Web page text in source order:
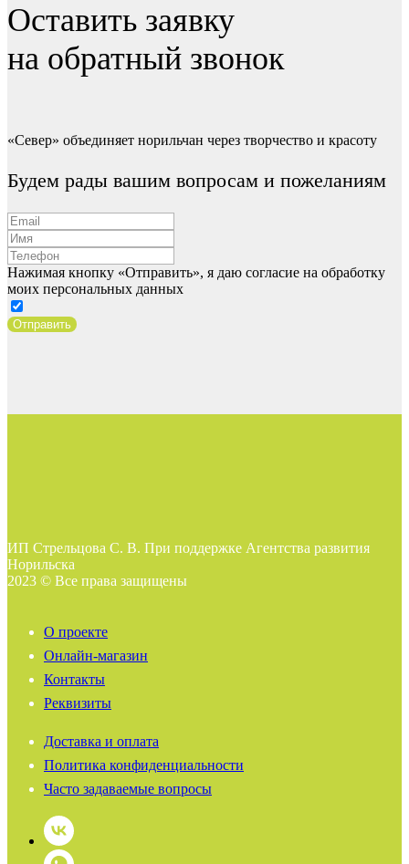
Оставить заявку
на обратный звонок
«Север» объединяет норильчан через творчество и красоту
Будем рады вашим вопросам и пожеланиям
Нажимая кнопку «Отправить», я даю согласие на обработку
моих персональных данных
Отправить
ИП Стрельцова С. В. При поддержке Агентства развития
Норильска
2023 © Все права защищены
О проекте
Онлайн-магазин
Контакты
Реквизиты
Доставка и оплата
Политика конфиденциальности
Часто задаваемые вопросы